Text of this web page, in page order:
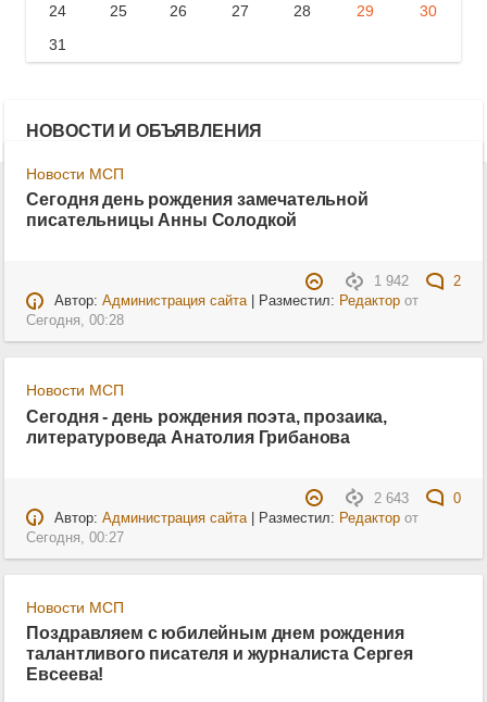
24
25 26 27 28 29
30
31
НОВОСТИ И ОБЪЯВЛЕНИЯ
Новости МСП
Сегодня день рождения замечательной
писательницы Анны Солодкой
1 942
2
Автор: Администрация сайта| Разместил: Редакторот
Сегодня, 00:28
Новости МСП
Сегодня - день рождения поэта, прозаика,
литературоведа Анатолия Грибанова
2 643
0
Автор: Администрация сайта| Разместил: Редакторот
Сегодня, 00:27
Новости МСП
Поздравляем с юбилейным днем рождения
талантливого писателя и журналиста Сергея
Евсеева!